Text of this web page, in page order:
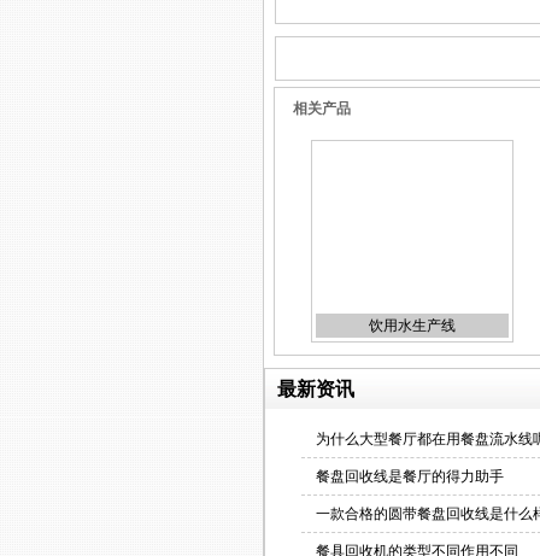
相关产品
饮用水生产线
最新资讯
为什么大型餐厅都在用餐盘流水线
餐盘回收线是餐厅的得力助手
一款合格的圆带餐盘回收线是什么
餐具回收机的类型不同作用不同